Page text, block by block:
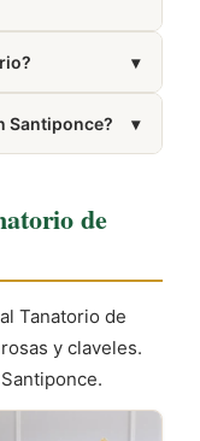
esta misma
▾
nos
Santiponce? ▾
de
Tanatorio de
y claveles.